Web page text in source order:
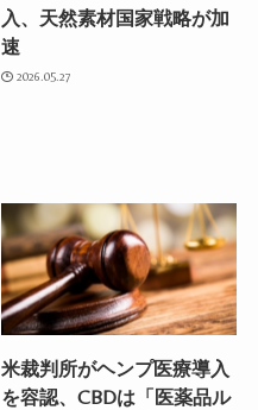
入、天然素材国家戦略が加
速
2026.05.27
米裁判所がヘンプ医療導入
を容認、CBDは「医薬品ル